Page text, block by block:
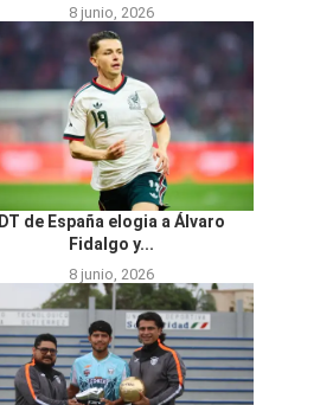
8 junio, 2026
DT de España elogia a Álvaro
Fidalgo y...
8 junio, 2026